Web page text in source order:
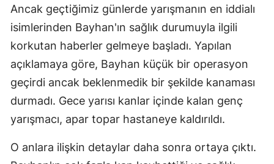
Ancak geçtiğimiz günlerde yarışmanın en iddialı
isimlerinden Bayhan'ın sağlık durumuyla ilgili
korkutan haberler gelmeye başladı. Yapılan
açıklamaya göre, Bayhan küçük bir operasyon
geçirdi ancak beklenmedik bir şekilde kanaması
durmadı. Gece yarısı kanlar içinde kalan genç
yarışmacı, apar topar hastaneye kaldırıldı.
O anlara ilişkin detaylar daha sonra ortaya çıktı.